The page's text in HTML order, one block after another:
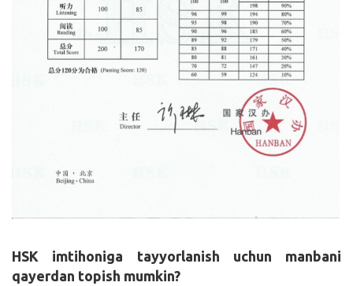
HSK imtihoniga tayyorlanish uchun manbani
qayerdan topish mumkin?